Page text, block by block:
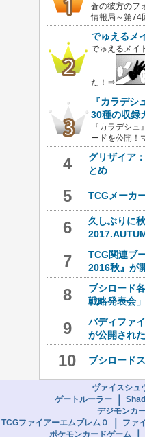
蒼の彼方のフ
情報局～第74
でゅえるメ
でゅえるメイ
た！⇒
『カラデ
30種の収録
『カラデシ
ードを公開！
4
グリザイア
とめ
5 TCGメーカ
6
久しぶりに
7
TCG関連ブ
2016秋』が
8
ブシロード
戦略発表会
9
バディファ
が公開され
10 ブシロード
ヴァイスシュ
ゲートルーラー
デジモンカ
TCGファイアーエムブレム０
ファ
ポケモンカードゲーム